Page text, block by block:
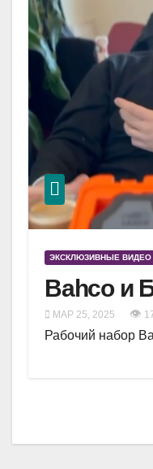
ЭКСКЛЮЗИВНЫЕ ВИДЕО
Bahco и
МАР 25, 2025 👁
Рабочий набор